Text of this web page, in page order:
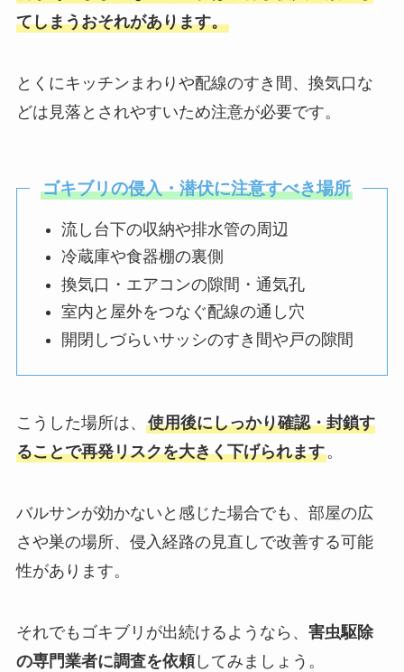
てしまうおそれがあります。
とくにキッチンまわりや配線のすき間、換気口な
どは見落とされやすいため注意が必要です。
ゴキブリの侵入・潜伏に注意すべき場所
流し台下の収納や排水管の周辺
冷蔵庫や食器棚の裏側
換気口・エアコンの隙間・通気孔
室内と屋外をつなぐ配線の通し穴
開閉しづらいサッシのすき間や戸の隙間
こうした場所は、 使用後にしっかり確認・封鎖す
ることで再発リスクを大きく下げられます。
バルサンが効かないと感じた場合でも、部屋の広
さや巣の場所、侵入経路の見直しで改善する可能
性があります。
それでもゴキブリが出続けるようなら、 害虫駆除
の専門業者に調査を依頼してみましょう。